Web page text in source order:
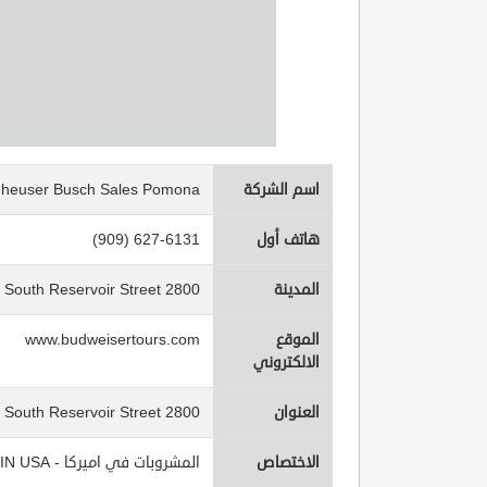
اسم الشركة Busch Sales Pomona
هاتف أول (909) 627-6131
المدينة 2800 South Reservoir Street
الموقع
الالكتروني
www.budweisertours.com
العنوان 2800 South Reservoir Street
الاختصاص المشروبات في اميركا - Beverages IN USA